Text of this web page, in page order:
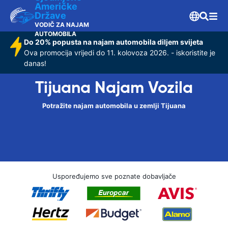
Američke
Države
VODIČ ZA NAJAM
AUTOMOBILA
Do 20% popusta na najam automobila diljem svijeta
Ova promocija vrijedi do 11. kolovoza 2026. - iskoristite je
danas!
Tijuana Najam Vozila
Potražite najam automobila u zemlji Tijuana
Uspoređujemo sve poznate dobavljače